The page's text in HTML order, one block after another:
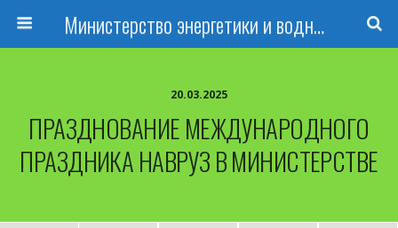
Министерство энергетики и водных ресурсов Республики Таджикистан
20.03.2025
ПРАЗДНОВАНИЕ МЕЖДУНАРОДНОГО
ПРАЗДНИКА НАВРУЗ В МИНИСТЕРСТВЕ